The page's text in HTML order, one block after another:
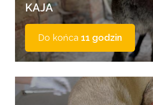
KAJA
Do końca 11 godzin